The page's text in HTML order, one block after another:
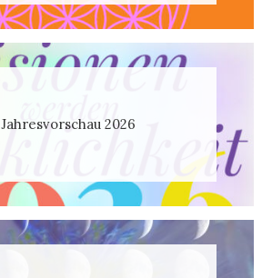
Jahresvorschau 2026